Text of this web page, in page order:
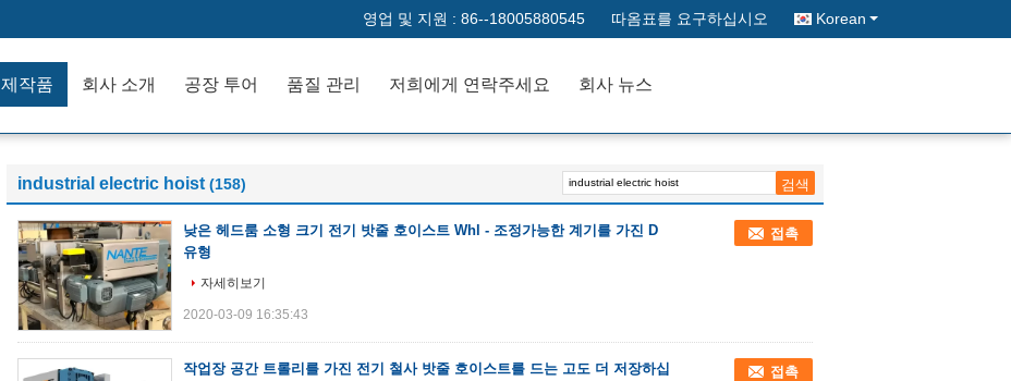
영업 및 지원 : 86--18005880545 따옴표를 요구하십시오 Korean
제작품 회사 소개 공장 투어 품질 관리 저희에게 연락주세요 회사 뉴스
industrial electric hoist (158)
낮은 헤드룸 소형 크기 전기 밧줄 호이스트 Whl - 조정가능한 계기를 가진 D
유형
접촉
자세히보기
2020-03-09 16:35:43
작업장 공간 트롤리를 가진 전기 철사 밧줄 호이스트를 드는 고도 더 저장하십
접촉